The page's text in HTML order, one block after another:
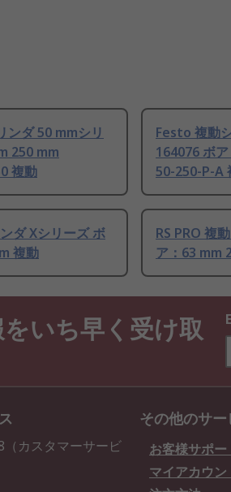
ダ 50 mmシリ
250 mm
複動
Festo 複動
164076 ボ
50-250-P-A
ダ Xシリーズ ボ
複動
RS PRO 複
ア：63 mm
いち早く受け取
カスタマーサービ
その他のサー
お客様サポー
マイアカウ